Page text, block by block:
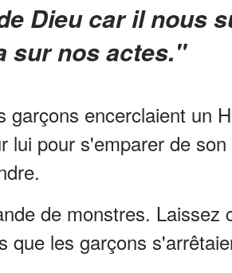
Dieu car il nous
sur nos actes."
garçons encerclaient un
lui pour s'emparer de
de monstres.
que les garçons